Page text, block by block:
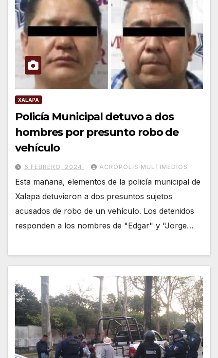
XALAPA
Policía Municipal detuvo a dos
hombres por presunto robo de
vehículo
6 FEBRERO, 2024 ACRÓPOLIS MULTIMEDIOS
Esta mañana, elementos de la policía municipal de
Xalapa detuvieron a dos presuntos sujetos
acusados de robo de un vehículo. Los detenidos
responden a los nombres de "Edgar" y "Jorge…